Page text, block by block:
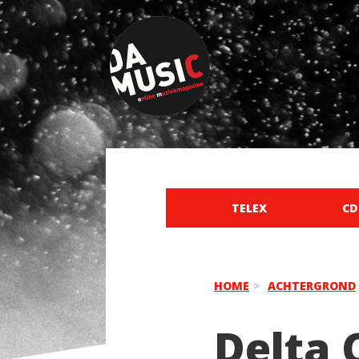
TELEX CD
HOME ACHTERGROND